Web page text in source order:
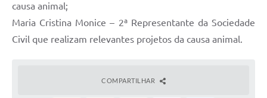
causa animal;
Maria Cristina Monice – 2ª Representante da Sociedade
Civil que realizam relevantes projetos da causa animal.
COMPARTILHAR